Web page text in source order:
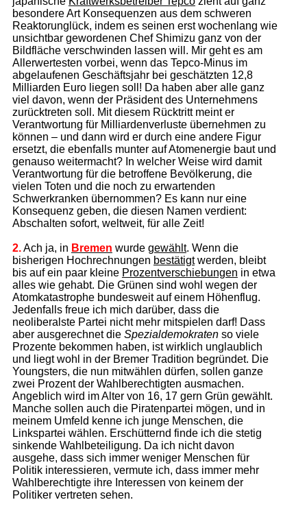
besondere Art Konsequenzen aus dem schweren
Reaktorunglück, indem es seinen erst wochenlang wie
unsichtbar gewordenen Chef Shimizu ganz von der
Bildfläche verschwinden lassen will. Mir geht es am
Allerwertesten vorbei, wenn das Tepco-Minus im
abgelaufenen Geschäftsjahr bei geschätzten 12,8
Milliarden Euro liegen soll! Da haben aber alle ganz
viel davon, wenn der Präsident des Unternehmens
zurücktreten soll. Mit diesem Rücktritt meint er
Verantwortung für Milliardenverluste übernehmen zu
können – und dann wird er durch eine andere Figur
ersetzt, die ebenfalls munter auf Atomenergie baut und
genauso weitermacht? In welcher Weise wird damit
Verantwortung für die betroffene Bevölkerung, die
vielen Toten und die noch zu erwartenden
Schwerkranken übernommen? Es kann nur eine
Konsequenz geben, die diesen Namen verdient:
Abschalten sofort, weltweit, für alle Zeit!
2.Ach ja, in Bremen wurde gewählt. Wenn die
bisherigen Hochrechnungen be­stä­tigtwerden, bleibt
bis auf ein paar kleine Prozentverschiebungen in etwa
alles wie gehabt. Die Grünen sind wohl wegen der
Atomkatastrophe bundesweit auf einem Höhenflug.
Jedenfalls freue ich mich darüber, dass die
neoliberalste Partei nicht mehr mitspielen darf! Dass
aber ausgerechnet die Spezialdemokratenso viele
Prozente bekommen haben, ist wirklich unglaublich
und liegt wohl in der Bremer Tradition begründet. Die
Youngsters, die nun mitwählen dürfen, sollen ganze
zwei Prozent der Wahlberechtigten ausmachen.
Angeblich wird im Alter von 16, 17 gern Grün gewählt.
Manche sollen auch die Piratenpartei mögen, und in
meinem Umfeld kenne ich junge Menschen, die
Linkspartei wählen. Erschütternd finde ich die stetig
sinkende Wahlbeteiligung. Da ich nicht davon
ausgehe, dass sich immer weniger Menschen für
Politik interessieren, vermute ich, dass immer mehr
Wahlberechtigte ihre Interessen von keinem der
Politiker vertreten sehen.